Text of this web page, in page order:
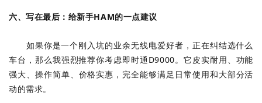
六、写在最后：给新手HAM的一点建议
如果你是一个刚入坑的业余无线电爱好者，正在纠结选什么
车台，那么我强烈推荐你考虑即时通D9000。它皮实耐用、功能
强大、操作简单、价格实惠，完全能够满足日常使用和大部分活
动的需求。